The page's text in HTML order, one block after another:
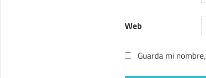
Web
Guarda mi